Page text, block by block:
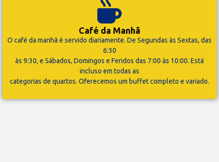
Café da Manhã
O café da manhã é servido diariamente. De Segundas às Sextas, das
6:30
às 9:30, e Sábados, Domingos e Feridos das 7:00 às 10:00. Está
incluso em todas as
categorias de quartos. Oferecemos um buffet completo e variado.